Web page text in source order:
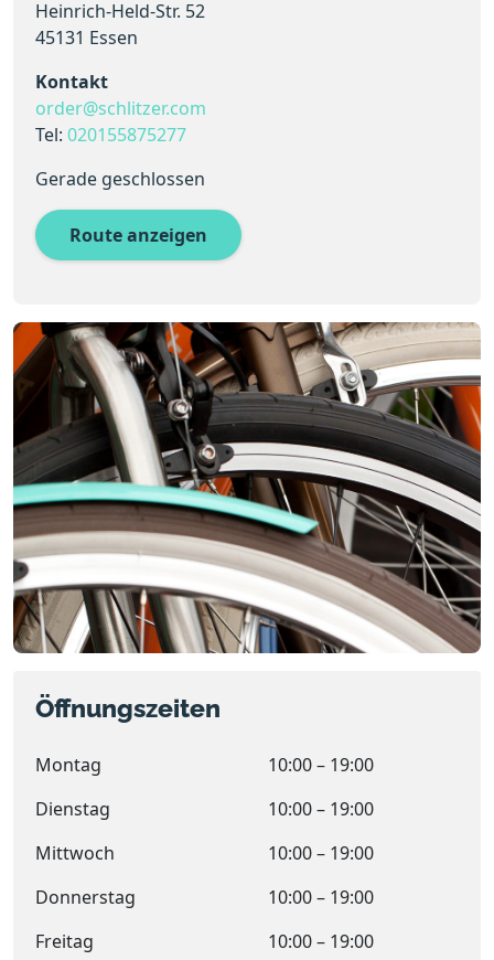
Heinrich-Held-Str. 52
45131 Essen
Kontakt
order@schlitzer.com
Tel: 020155875277
Gerade geschlossen
Route anzeigen
Öffnungszeiten
Montag
10:00 – 19:00
Dienstag
10:00 – 19:00
Mittwoch
10:00 – 19:00
Donnerstag
10:00 – 19:00
Freitag
10:00 – 19:00